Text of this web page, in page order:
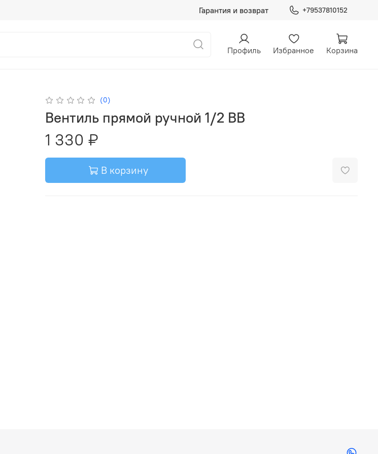
Гарантия и возврат +79537810152
Профиль Избранное Корзина
(0)
Вентиль прямой ручной 1/2 ВВ
1 330 ₽
В корзину